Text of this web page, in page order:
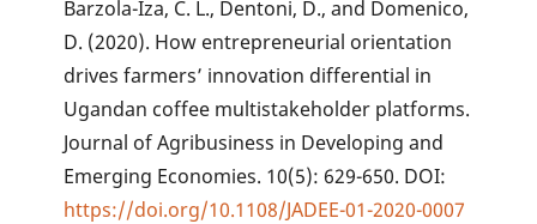
Barzola-Iza, C. L., Dentoni, D., and Domenico,
D. (2020). How entrepreneurial orientation
drives farmers’ innovation differential in
Ugandan coffee multistakeholder platforms.
Journal of Agribusiness in Developing and
Emerging Economies. 10(5): 629-650. DOI:
https://doi.org/10.1108/JADEE-01-2020-0007